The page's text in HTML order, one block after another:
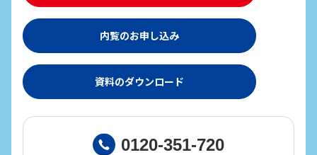
内覧のお申し込み
資料のダウンロード
0120-351-720